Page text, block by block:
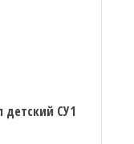
детский СУ1